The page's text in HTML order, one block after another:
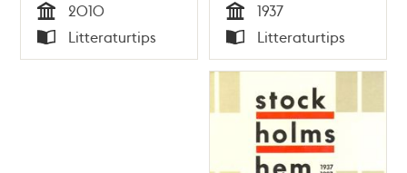
Tid
2010
Typ
Litteraturtips Tid
1937
Typ
Litteraturtips